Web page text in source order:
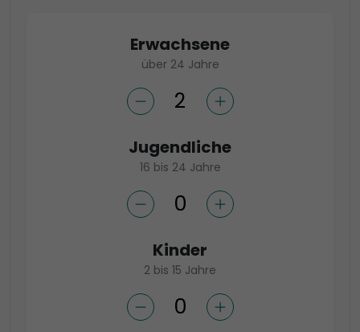
Erwachsene
über 24 Jahre
Jugendliche
16 bis 24 Jahre
Kinder
2 bis 15 Jahre